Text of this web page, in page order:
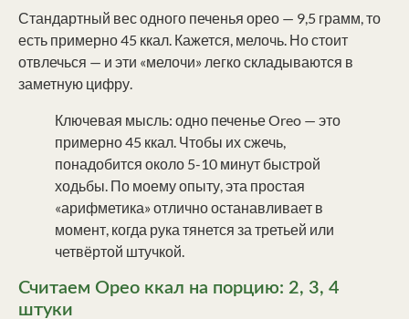
Стандартный вес одного печенья орео — 9,5 грамм, то
есть примерно 45 ккал. Кажется, мелочь. Но стоит
отвлечься — и эти «мелочи» легко складываются в
заметную цифру.
Ключевая мысль: одно печенье Oreo — это
примерно 45 ккал. Чтобы их сжечь,
понадобится около 5-10 минут быстрой
ходьбы. По моему опыту, эта простая
«арифметика» отлично останавливает в
момент, когда рука тянется за третьей или
четвёртой штучкой.
Считаем Орео ккал на порцию: 2, 3, 4
штуки